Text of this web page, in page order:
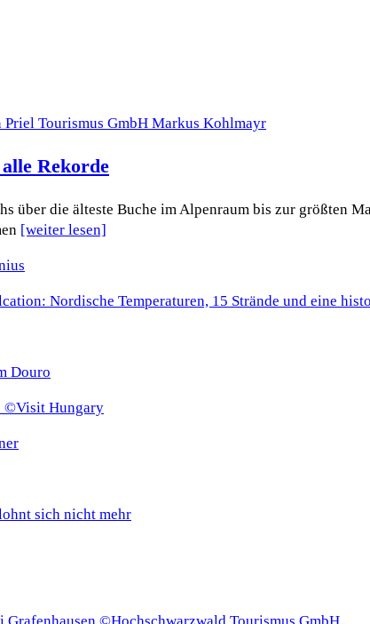
Rekorde
über die älteste Buche im Alpenraum bis zur größten
[weiter lesen]
Nordische Temperaturen, 15 Strände und eine
Douro
sich nicht mehr